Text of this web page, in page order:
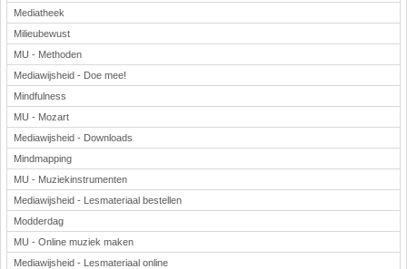
Mediatheek
Milieubewust
MU - Methoden
Mediawijsheid - Doe mee!
Mindfulness
MU - Mozart
Mediawijsheid - Downloads
Mindmapping
MU - Muziekinstrumenten
Mediawijsheid - Lesmateriaal bestellen
Modderdag
MU - Online muziek maken
Mediawijsheid - Lesmateriaal online